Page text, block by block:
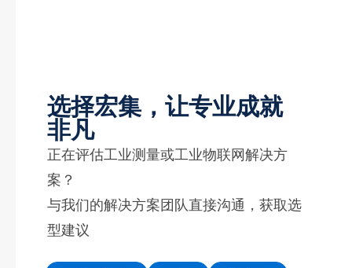
选择宏集，让专业成就
非凡
正在评估工业测量或工业物联网解决方
案？
与我们的解决方案团队直接沟通，获取选
型建议